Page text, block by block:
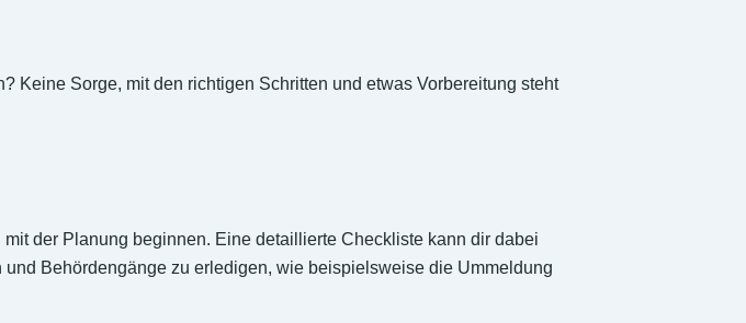
Keine Sorge, mit den richtigen Schritten und etwas Vorbereitung steht
der Planung beginnen. Eine detaillierte Checkliste kann dir dabei
Behördengänge zu erledigen, wie beispielsweise die Ummeldung